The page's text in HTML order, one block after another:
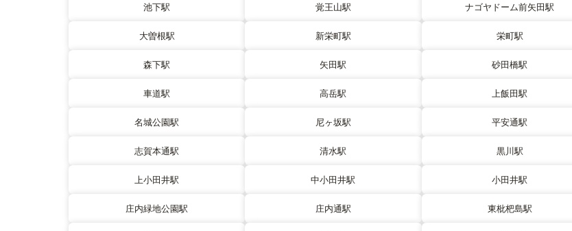
池下駅 覚王山駅 ナゴヤドーム前矢田駅
大曽根駅 新栄町駅 栄町駅
森下駅 矢田駅 砂田橋駅
車道駅 高岳駅 上飯田駅
名城公園駅 尼ヶ坂駅 平安通駅
志賀本通駅 清水駅 黒川駅
上小田井駅 中小田井駅 小田井駅
庄内緑地公園駅 庄内通駅 東枇杷島駅